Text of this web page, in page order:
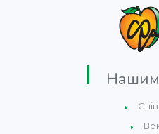
Нашим